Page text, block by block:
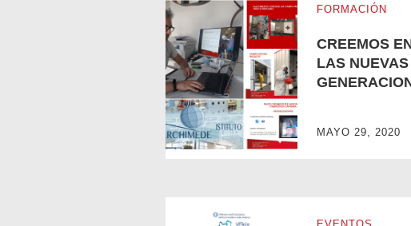
CREEMOS EN LAS NUEVAS
FORMACIÓN
CREEMOS
LAS NUEVAS
MAYO 29, 2020